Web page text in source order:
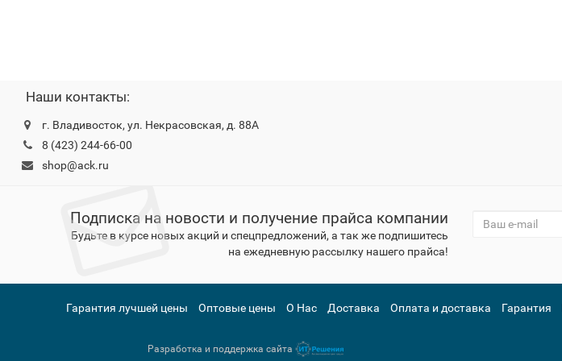
Наши контакты:
г. Владивосток, ул. Некрасовская, д. 88А
8 (423) 244-66-00
shop@ack.ru
Подписка на новости и получение прайса компании
Будьте в курсе новых акций и спецпредложений, а так же подпишитесь
на ежедневную рассылку нашего прайса!
Гарантия лучшей цены Оптовые цены О Нас Доставка Оплата и доставка Гарантия
Разработка и поддержка сайта